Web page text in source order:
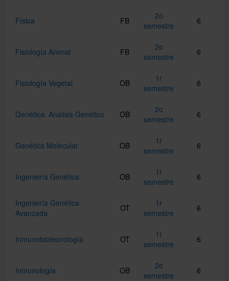
Física FB
2o
semestre
6
Fisiología Animal FB
2o
semestre
6
Fisiología Vegetal OB
1r
semestre
6
Genética: Análisis Genético OB
2o
semestre
6
Genética Molecular OB
1r
semestre
6
Ingeniería Genética OB
1r
semestre
6
Ingeniería Genética
Avanzada
OT
1r
semestre
6
Inmunobiotecnología OT
1r
semestre
6
Inmunología OB
2o
semestre
6